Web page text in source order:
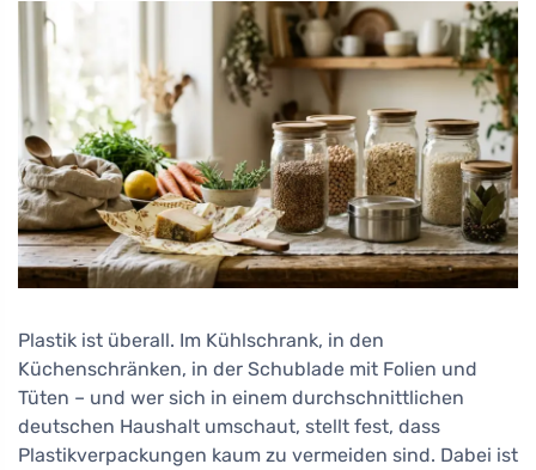
Plastik ist überall. Im Kühlschrank, in den
Küchenschränken, in der Schublade mit Folien und
Tüten – und wer sich in einem durchschnittlichen
deutschen Haushalt umschaut, stellt fest, dass
Plastikverpackungen kaum zu vermeiden sind. Dabei ist